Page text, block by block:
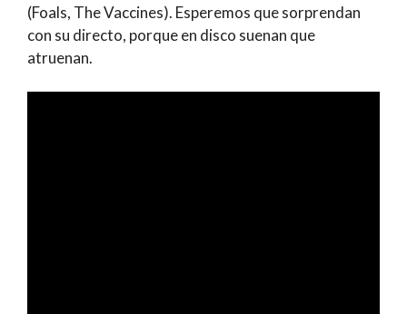
(Foals, The Vaccines). Esperemos que sorprendan
con su directo, porque en disco suenan que
atruenan.